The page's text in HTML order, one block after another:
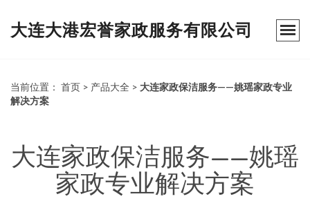
大连大港宏誉家政服务有限公司
当前位置： 首页 > 产品大全 > 大连家政保洁服务——姚瑶家政专业
解决方案
大连家政保洁服务——姚瑶
家政专业解决方案